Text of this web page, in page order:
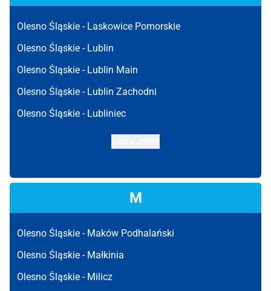
Olesno Śląskie - Laskowice Pomorskie
Olesno Śląskie - Lublin
Olesno Śląskie - Lublin Main
Olesno Śląskie - Lublin Zachodni
Olesno Śląskie - Lubliniec
M
Olesno Śląskie - Maków Podhalański
Olesno Śląskie - Małkinia
Olesno Śląskie - Milicz